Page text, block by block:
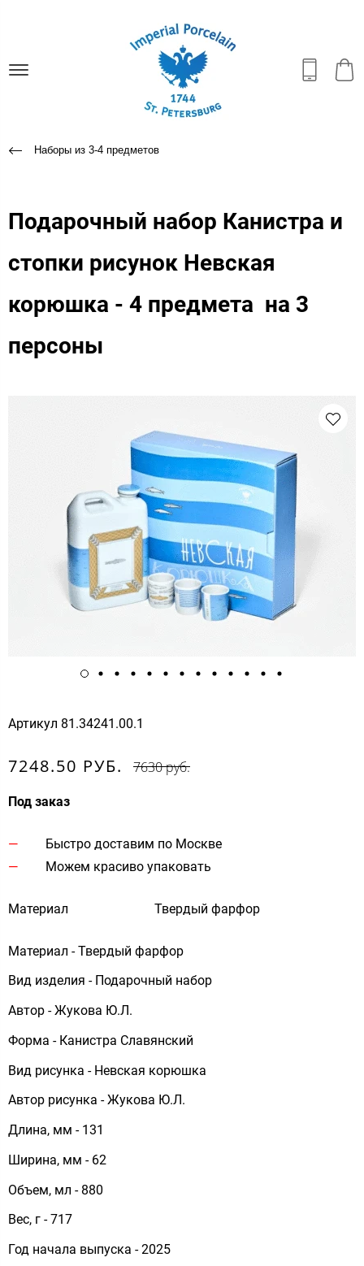
Наборы из 3-4 предметов
Подарочный набор Канистра и
стопки рисунок Невская
корюшка - 4 предмета на 3
персоны
Артикул 81.34241.00.1
7248.50 РУБ. 7630 руб.
Под заказ
Быстро доставим по Москве
Можем красиво упаковать
Материал Твердый фарфор
Материал - Твердый фарфор
Вид изделия - Подарочный набор
Автор - Жукова Ю.Л.
Форма - Канистра Славянский
Вид рисунка - Невская корюшка
Автор рисунка - Жукова Ю.Л.
Длина, мм - 131
Ширина, мм - 62
Объем, мл - 880
Вес, г - 717
Год начала выпуска - 2025